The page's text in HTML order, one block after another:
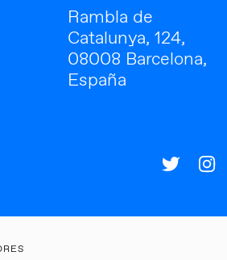
Rambla de
Catalunya, 124,
08008 Barcelona,
España